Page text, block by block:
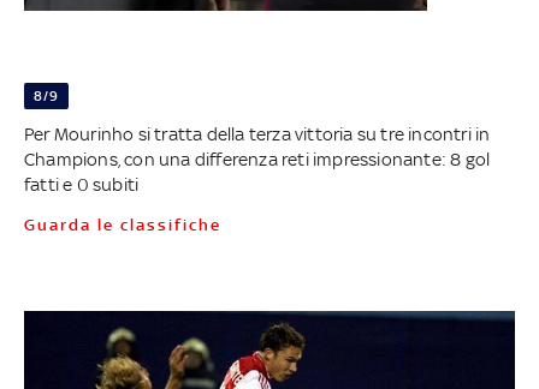
8/9
Per Mourinho si tratta della terza vittoria su tre incontri in
Champions, con una differenza reti impressionante: 8 gol
fatti e 0 subiti
Guarda le classifiche